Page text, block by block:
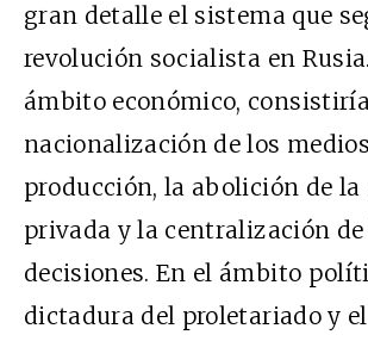
gran detalle el sistema que
revolución socialista en
ámbito económico,
nacionalización de los
producción, la abolición de la
privada y la centralización
decisiones. En el ámbito
dictadura del proletariado y